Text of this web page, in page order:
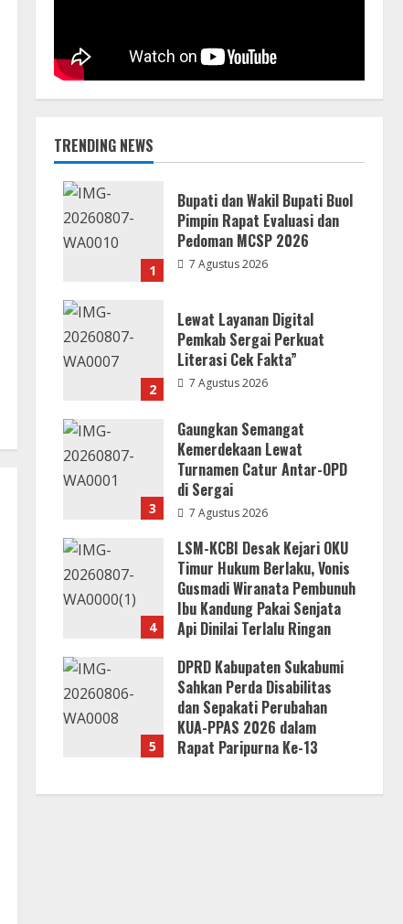
TRENDING NEWS
1
Bupati dan Wakil Bupati Buol
Pimpin Rapat Evaluasi dan
Pedoman MCSP 2026
7 Agustus 2026
2
Lewat Layanan Digital
Pemkab Sergai Perkuat
Literasi Cek Fakta”
7 Agustus 2026
3
Gaungkan Semangat
Kemerdekaan Lewat
Turnamen Catur Antar-OPD
di Sergai
7 Agustus 2026
4
LSM-KCBI Desak Kejari OKU
Timur Hukum Berlaku, Vonis
Gusmadi Wiranata Pembunuh
Ibu Kandung Pakai Senjata
Api Dinilai Terlalu Ringan
5
DPRD Kabupaten Sukabumi
Sahkan Perda Disabilitas
dan Sepakati Perubahan
KUA-PPAS 2026 dalam
Rapat Paripurna Ke-13